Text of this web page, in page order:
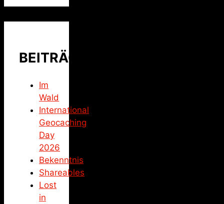
BEITRÄGE
Im
Wald
International
Geocaching
Day
2026
Bekenntnis
Shareables
Lost
in